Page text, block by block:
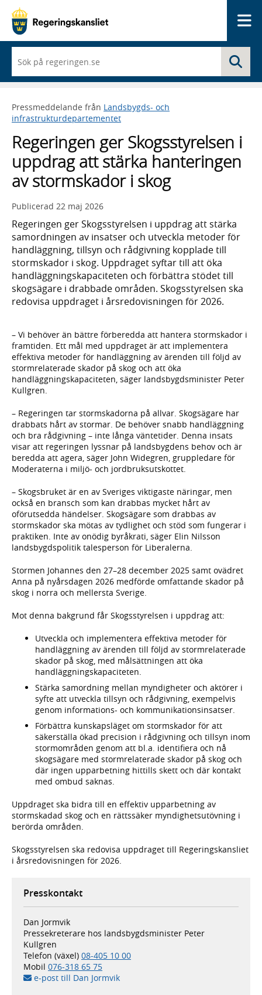
du
börjar
skriva
framträder
en
med
sökförslag
Pressmeddelande från Landsbygds- och
infrastrukturdepartementet
Regeringen ger Skogsstyrelsen i
uppdrag att stärka hanteringen
av stormskador i skog
Publicerad 22 maj 2026
Regeringen ger Skogsstyrelsen i uppdrag att stärka
samordningen av insatser och utveckla metoder för
handläggning, tillsyn och rådgivning kopplade till
stormskador i skog. Uppdraget syftar till att öka
handläggningskapaciteten och förbättra stödet till
skogsägare i drabbade områden. Skogsstyrelsen ska
redovisa uppdraget i årsredovisningen för 2026.
– Vi behöver än bättre förberedda att hantera stormskador i
framtiden. Ett mål med uppdraget är att implementera
effektiva metoder för handläggning av ärenden till följd av
stormrelaterade skador på skog och att öka
handläggningskapaciteten, säger landsbygdsminister Peter
Kullgren.
– Regeringen tar stormskadorna på allvar. Skogsägare har
drabbats hårt av stormar. De behöver snabb handläggning
och bra rådgivning – inte långa väntetider. Denna insats
visar att regeringen lyssnar på landsbygdens behov och är
beredda att agera, säger John Widegren, gruppledare för
Moderaterna i miljö- och jordbruksutskottet.
– Skogsbruket är en av Sveriges viktigaste näringar, men
också en bransch som kan drabbas mycket hårt av
oförutsedda händelser. Skogsägare som drabbas av
stormskador ska mötas av tydlighet och stöd som fungerar i
praktiken. Inte av onödig byråkrati, säger Elin Nilsson
landsbygdspolitik talesperson för Liberalerna.
Stormen Johannes den 27–28 december 2025 samt ovädret
Anna på nyårsdagen 2026 medförde omfattande skador på
skog i norra och mellersta Sverige.
Mot denna bakgrund får Skogsstyrelsen i uppdrag att:
Utveckla och implementera effektiva metoder för
handläggning av ärenden till följd av stormrelaterade
skador på skog, med målsättningen att öka
handläggningskapaciteten.
Stärka samordning mellan myndigheter och aktörer i
syfte att utveckla tillsyn och rådgivning, exempelvis
genom informations- och kommunikationsinsatser.
Förbättra kunskapsläget om stormskador för att
säkerställa ökad precision i rådgivning och tillsyn inom
stormområden genom att bl.a. identifiera och nå
skogsägare med stormrelaterade skador på skog och
där ingen upparbetning hittills skett och där kontakt
med ombud saknas.
Uppdraget ska bidra till en effektiv upparbetning av
stormskadad skog och en rättssäker myndighetsutövning i
berörda områden.
Skogsstyrelsen ska redovisa uppdraget till Regeringskansliet
i årsredovisningen för 2026.
Presskontakt
Dan Jormvik
Pressekreterare hos landsbygdsminister Peter
Kullgren
Telefon (växel) 08-405 10 00
Mobil 076-318 65 75
e-post till Dan Jormvik